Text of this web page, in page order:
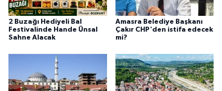
2 Buzağı Hediyeli Bal
Festivalinde Hande Ünsal
Sahne Alacak
Amasra Belediye Başkanı
Çakır CHP'den istifa edecek
mi?